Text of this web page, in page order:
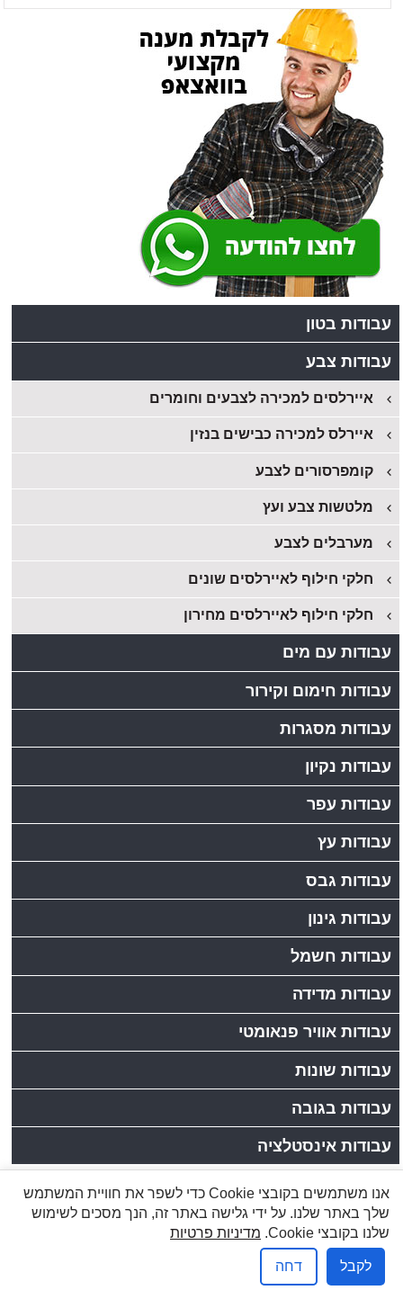
עבודות בטון
עבודות צבע
איירלסים למכירה לצבעים וחומרים
איירלס למכירה כבישים בנזין
קומפרסורים לצבע
מלטשות צבע ועץ
מערבלים לצבע
חלקי חילוף לאיירלסים שונים
חלקי חילוף לאיירלסים מחירון
עבודות עם מים
עבודות חימום וקירור
עבודות מסגרות
עבודות נקיון
עבודות עפר
עבודות עץ
עבודות גבס
עבודות גינון
עבודות חשמל
עבודות מדידה
עבודות אוויר פנאומטי
עבודות שונות
עבודות בגובה
עבודות אינסטלציה
לקוחות יקרים, כתובתנו: רחוב הזורע 10/4,עמק שרה,באר
שבע | טלפון:08-6277737, פקס:08-6278249
שמעון: 050-5284031, 1-800-200-330 |
אפיק פרסום בניית אתרים
אנו משתמשים בקובצי Cookie כדי לשפר את חוויית המשתמש
שלך באתר שלנו. על ידי גלישה באתר זה, הנך מסכים לשימוש
שלנו בקובצי Cookie.
מדיניות פרטיות
לקבל דחה